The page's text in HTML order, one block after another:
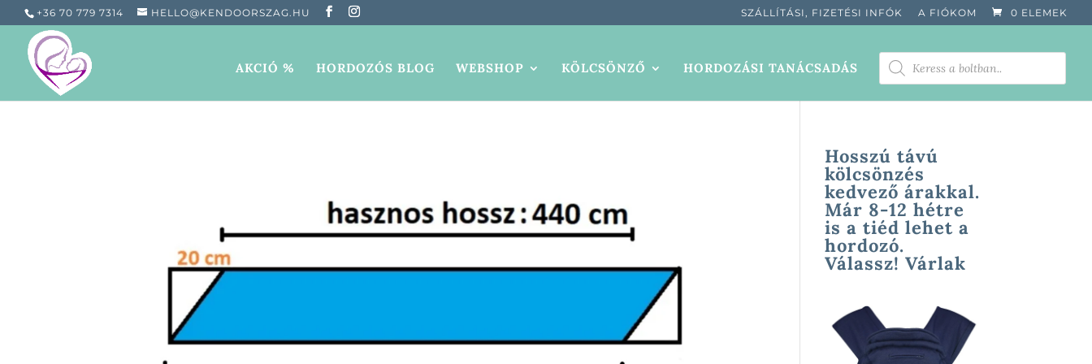
+36 70 779 7314 HELLO@KENDOORSZAG.HU SZÁLLÍTÁSI, FIZETÉSI INFÓK A FIÓKOM 0 ELEMEK
AKCIÓ % HORDOZÓS BLOG WEBSHOP KÖLCSÖNZŐ HORDOZÁSI TANÁCSADÁS
PRODUCTS
SEARCH
Hosszú távú
kölcsönzés
kedvező árakkal.
Már 8-12 hétre
is a tiéd lehet a
hordozó.
Válassz! Várlak